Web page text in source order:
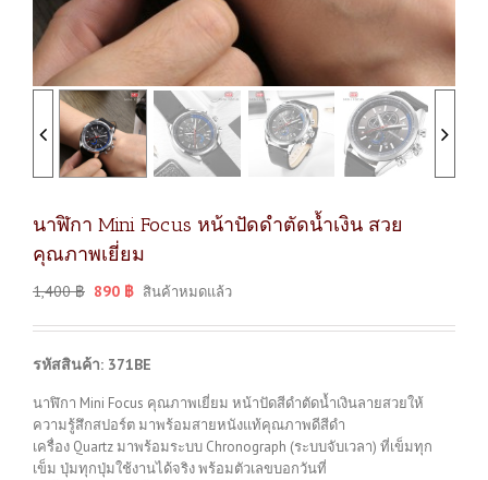
นาฬิกา Mini Focus หน้าปัดดำตัดน้ำเงิน สวย
คุณภาพเยี่ยม
1,400฿ 890 ฿ สินค้าหมดแล้ว
รหัสสินค้า: 371BE
นาฬิกา Mini Focus คุณภาพเยี่ยม หน้าปัดสีดำตัดน้ำเงินลายสวยให้
ความรู้สึกสปอร์ต มาพร้อมสายหนังแท้คุณภาพดีสีดำ
เครื่อง Quartz มาพร้อมระบบ Chronograph (ระบบจับเวลา) ที่เข็มทุก
เข็ม ปุ่มทุกปุ่มใช้งานได้จริง พร้อมตัวเลขบอกวันที่